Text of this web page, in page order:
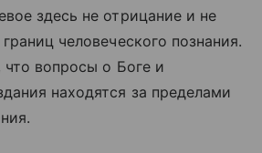
здесь не отрицание и не
человеческого познания.
что вопросы о Боге и
находятся за пределами